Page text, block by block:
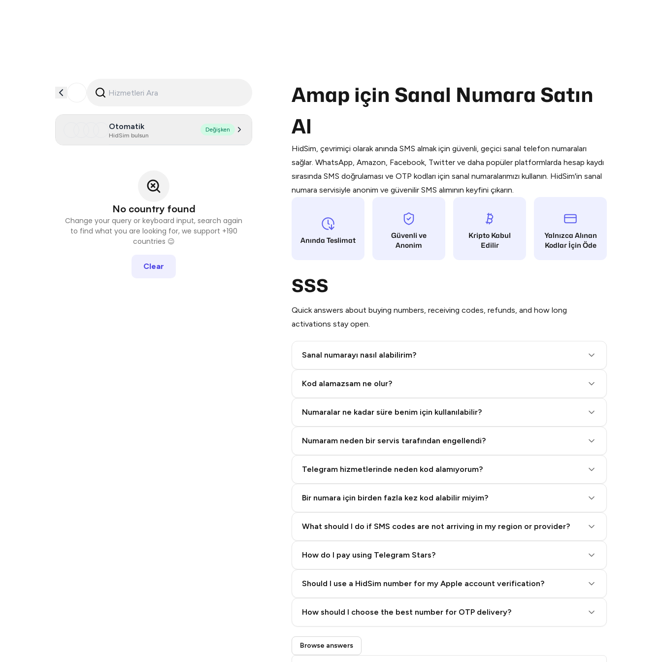
Otomatik
HidSim bulsun
Değişken
No country found
Change your query or keyboard input, search again
to find what you are looking for, we support +190
countries 😉
Clear
Amap için Sanal Numara Satın
Al
HidSim, çevrimiçi olarak anında SMS almak için güvenli, geçici sanal telefon numaraları
sağlar. WhatsApp, Amazon, Facebook, Twitter ve daha popüler platformlarda hesap kaydı
sırasında SMS doğrulaması ve OTP kodları için sanal numaralarımızı kullanın. HidSim'in sanal
numara servisiyle anonim ve güvenilir SMS alımının keyfini çıkarın.
Anında Teslimat
Güvenli ve
Anonim
Kripto Kabul
Edilir
Yalnızca Alınan
Kodlar İçin Öde
SSS
Quick answers about buying numbers, receiving codes, refunds, and how long
activations stay open.
Sanal numarayı nasıl alabilirim?
Kod alamazsam ne olur?
Numaralar ne kadar süre benim için kullanılabilir?
Numaram neden bir servis tarafından engellendi?
Telegram hizmetlerinde neden kod alamıyorum?
Bir numara için birden fazla kez kod alabilir miyim?
What should I do if SMS codes are not arriving in my region or provider?
How do I pay using Telegram Stars?
Purchasing credits through Telegram is a simple two-step process:
You purchase Stars via the official
You use those Stars to pay our bot and complete the HidSim credit purchase.
Step 1: Create the order on HidSim
Step 3: Pay our bot with Stars
Should I use a HidSim number for my Apple account verification?
How should I choose the best number for OTP delivery?
Quality High To Low
Browse answers